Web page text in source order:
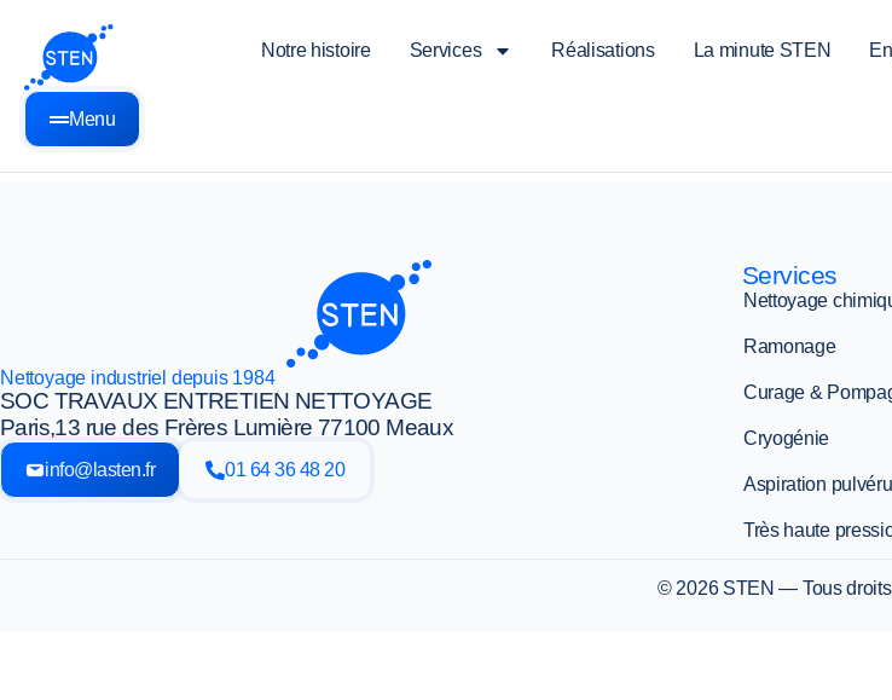
Menu
Notre histoire Services Réalisations La minute STEN
Nettoyage industriel depuis 1984
SOC TRAVAUX ENTRETIEN NETTOYAGE
Paris,13 rue des Frères Lumière 77100 Meaux
info@lasten.fr 01 64 36 48 20
Services
Nettoyage
Ramonage
Curage &
Cryogénie
Aspiration
Très haute
© 2026 STEN — Tous